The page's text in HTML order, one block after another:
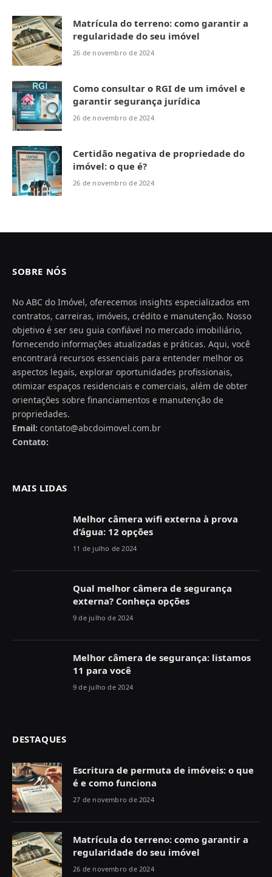
Matrícula do terreno: como garantir a
regularidade do seu imóvel
26 de novembro de 2024
Como consultar o RGI de um imóvel e
garantir segurança jurídica
26 de novembro de 2024
Certidão negativa de propriedade do
imóvel: o que é?
26 de novembro de 2024
SOBRE NÓS
No ABC do Imóvel, oferecemos insights especializados em
contratos, carreiras, imóveis, crédito e manutenção. Nosso
objetivo é ser seu guia confiável no mercado imobiliário,
fornecendo informações atualizadas e práticas. Aqui, você
encontrará recursos essenciais para entender melhor os
aspectos legais, explorar oportunidades profissionais,
otimizar espaços residenciais e comerciais, além de obter
orientações sobre financiamentos e manutenção de
propriedades.
Email: contato@abcdoimovel.com.br
Contato:
MAIS LIDAS
Melhor câmera wifi externa à prova
d’água: 12 opções
11 de julho de 2024
Qual melhor câmera de segurança
externa? Conheça opções
9 de julho de 2024
Melhor câmera de segurança: listamos
11 para você
9 de julho de 2024
DESTAQUES
Escritura de permuta de imóveis: o que
é e como funciona
27 de novembro de 2024
Matrícula do terreno: como garantir a
regularidade do seu imóvel
26 de novembro de 2024